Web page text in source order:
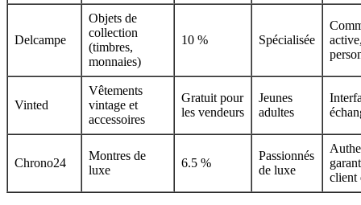
Delcampe
Objets de
collection
(timbres,
monnaies)
10 % Spécialisée
Vinted
Vêtements
vintage et
accessoires
Gratuit pour
les vendeurs
Jeunes
adultes
Chrono24
Montres de
luxe
6.5 %
Passionnés
de luxe
client